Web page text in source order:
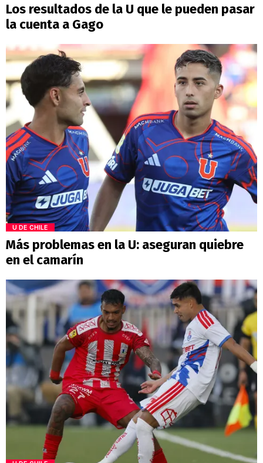
Los resultados de la U que le pueden pasar
la cuenta a Gago
U DE CHILE
Más problemas en la U: aseguran quiebre
en el camarín